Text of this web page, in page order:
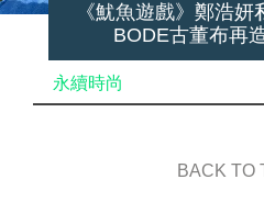
《魷魚遊戲》鄭浩
BODE古董布再
永續時尚
BACK TO